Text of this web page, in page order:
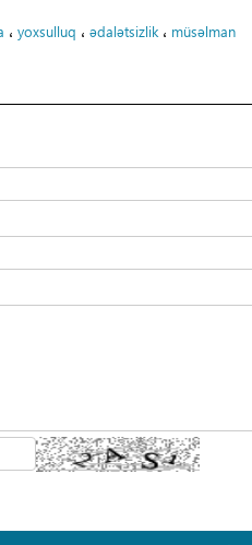
، yoxsulluq ، ədalətsizlik، müsəlman